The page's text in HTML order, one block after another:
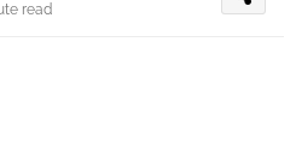
read